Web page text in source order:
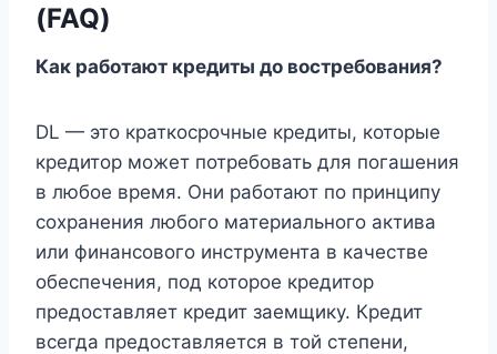
(FAQ)
Как работают кредиты до востребования?
DL — это краткосрочные кредиты, которые
кредитор может потребовать для погашения
в любое время. Они работают по принципу
сохранения любого материального актива
или финансового инструмента в качестве
обеспечения, под которое кредитор
предоставляет кредит заемщику. Кредит
всегда предоставляется в той степени,